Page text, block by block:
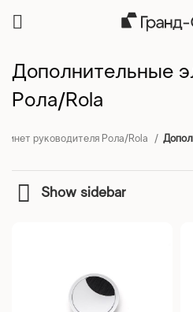
Дополнительные
Рола/Rola
руководителя Рола/Rola
Show sidebar